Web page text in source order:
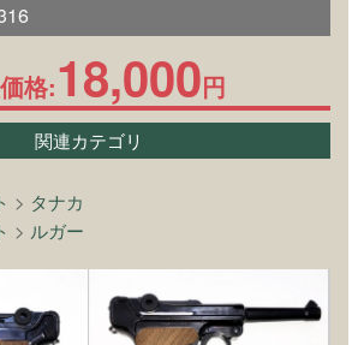
格:18,000円
関連カテゴリ
> タナカ
> ルガー